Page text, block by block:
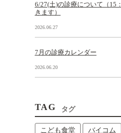
6/27(土)の診療について（15
きます）
2026.06.27
7月の診療カレンダー
2026.06.20
TAG タグ
こども食堂 バイコム